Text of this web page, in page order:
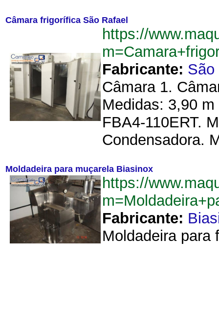
Câmara frigorífica São Rafael
https://
Fabricante: São
Câmara 1.
Medidas: 3,90
FBA4-110ERT.
Condensadora.
Moldadeira para muçarela Biasinox
https://
Fabricante:
Moldadeira para